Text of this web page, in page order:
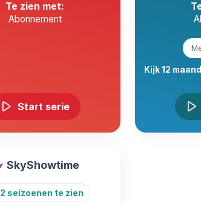
Te zien met:
Abonnement
Start serie
Kijk 12
SkyShowtime
2 seizoenen te zien